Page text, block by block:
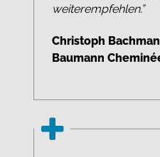
weiterempfehlen.”
Christoph
Baumann